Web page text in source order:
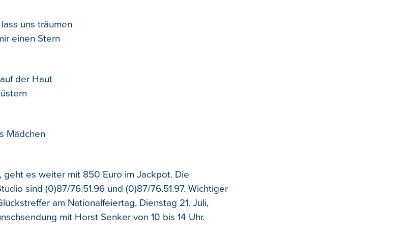
uns träumen
einen Stern
der Haut
Mädchen
geht es weiter mit 850 Euro im Jackpot. Die
sind (0)87/76.51.96 und (0)87/76.51.97. Wichtiger
am Nationalfeiertag, Dienstag 21. Juli,
mit Horst Senker von 10 bis 14 Uhr.